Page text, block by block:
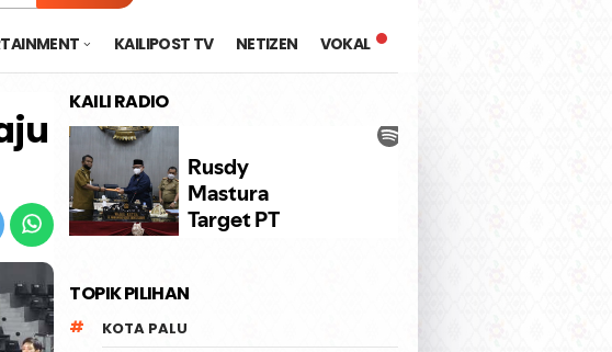
KAILIPOST TV NETIZEN VOKAL
KAILI RADIO
TOPIK PILIHAN
KOTA PALU